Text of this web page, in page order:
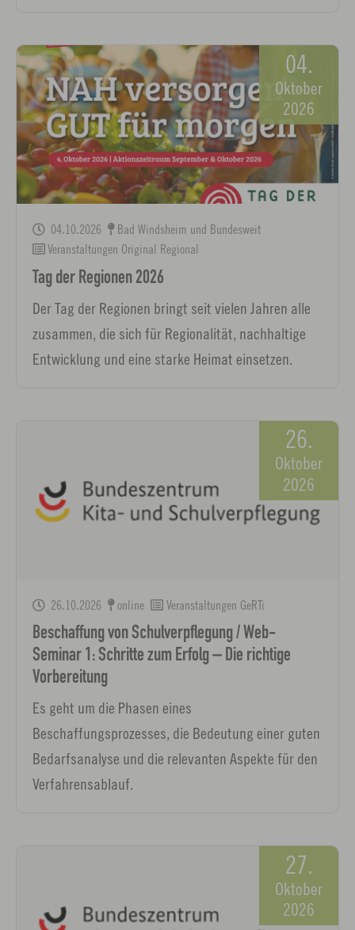
04.
Oktober
2026
04.10.2026
Bad Windsheim und Bundesweit
Veranstaltungen Original Regional
Tag der Regionen 2026
Der Tag der Regionen bringt seit vielen Jahren alle
zusammen, die sich für Regionalität, nachhaltige
Entwicklung und eine starke Heimat einsetzen.
26.
Oktober
2026
26.10.2026 online Veranstaltungen GeRTi
Beschaffung von Schulverpflegung / Web-
Seminar 1: Schritte zum Erfolg – Die richtige
Vorbereitung
Es geht um die Phasen eines
Beschaffungsprozesses, die Bedeutung einer guten
Bedarfsanalyse und die relevanten Aspekte für den
Verfahrensablauf.
27.
Oktober
2026